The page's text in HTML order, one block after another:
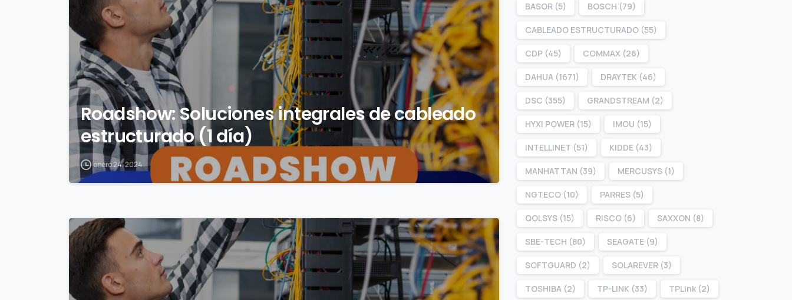
Roadshow: Soluciones integrales de cableado
estructurado (1 día)
enero 24, 2024
0
BASOR (5) BOSCH (79)
CABLEADO ESTRUCTURADO (55)
CDP (45) COMMAX (26)
DAHUA (1671) DRAYTEK (46)
DSC (355) GRANDSTREAM (2)
HYXI POWER (15) IMOU (15)
INTELLINET (51) KIDDE (43)
MANHATTAN (39) MERCUSYS (1)
NGTECO (10) PARRES (5)
QOLSYS (15) RISCO (6) SAXXON (8)
SBE-TECH (80) SEAGATE (9)
SOFTGUARD (2) SOLAREVER (3)
TOSHIBA (2) TP-LINK (33) TPLink (2)